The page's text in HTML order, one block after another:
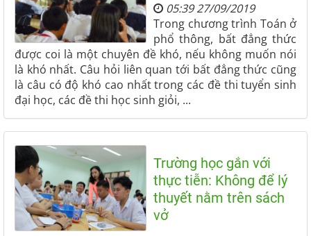
05:39 27/09/2019
Trong chương trình Toán ở
phổ thông, bất đẳng thức
được coi là một chuyên đề khó, nếu không muốn nói
là khó nhất. Câu hỏi liên quan tới bất đẳng thức cũng
là câu có độ khó cao nhất trong các đề thi tuyển sinh
đại học, các đề thi học sinh giỏi, ...
Trường học gắn với
thực tiễn: Không để lý
thuyết nằm trên sách
vở